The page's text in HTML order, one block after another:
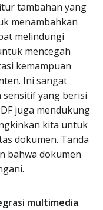
tambahan yang
menambahkan
melindungi
mencegah
kemampuan
Ini sangat
yang berisi
juga mendukung
kita untuk
dokumen. Tanda
bahwa dokumen
multimedia.